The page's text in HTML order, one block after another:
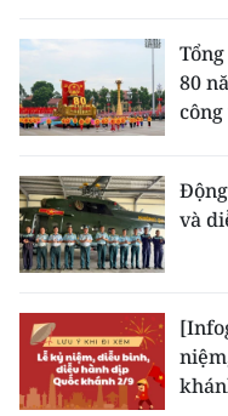
CHUYÊN ĐỀ
CÁC CHUYÊN TRANG
VỀ BÁO NHÂN DÂN
THỜI NAY
NHÂN DÂN HẰNG
MUA BÁO
80
và